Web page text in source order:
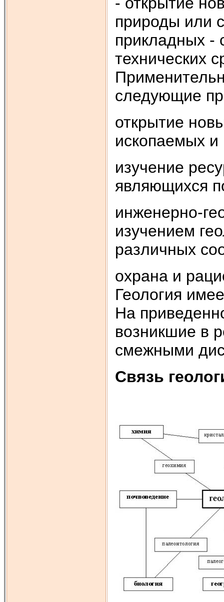
природы или
прикладных -
технических
следующие
открытие
ископаемых и
изучение
являющихся
инженерно-
изучением
различных
охрана и
Геология
На
возникшие в
смежными
Связь